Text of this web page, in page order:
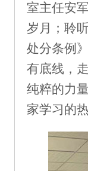
室主任安
岁月；聆
处分条例
有底线，
纯粹的力
家学习的